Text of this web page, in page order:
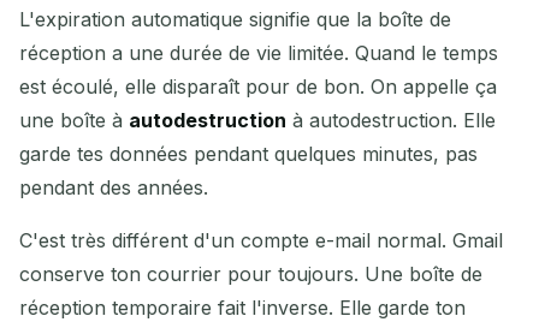
Prochain rafraîchissement dans 15 secondes
L'expiration automatique signifie que la boîte de
réception a une durée de vie limitée. Quand le temps
est écoulé, elle disparaît pour de bon. On appelle ça
une boîte à autodestruction à autodestruction. Elle
garde tes données pendant quelques minutes, pas
pendant des années.
C'est très différent d'un compte e-mail normal. Gmail
conserve ton courrier pour toujours. Une boîte de
réception temporaire fait l'inverse. Elle garde ton